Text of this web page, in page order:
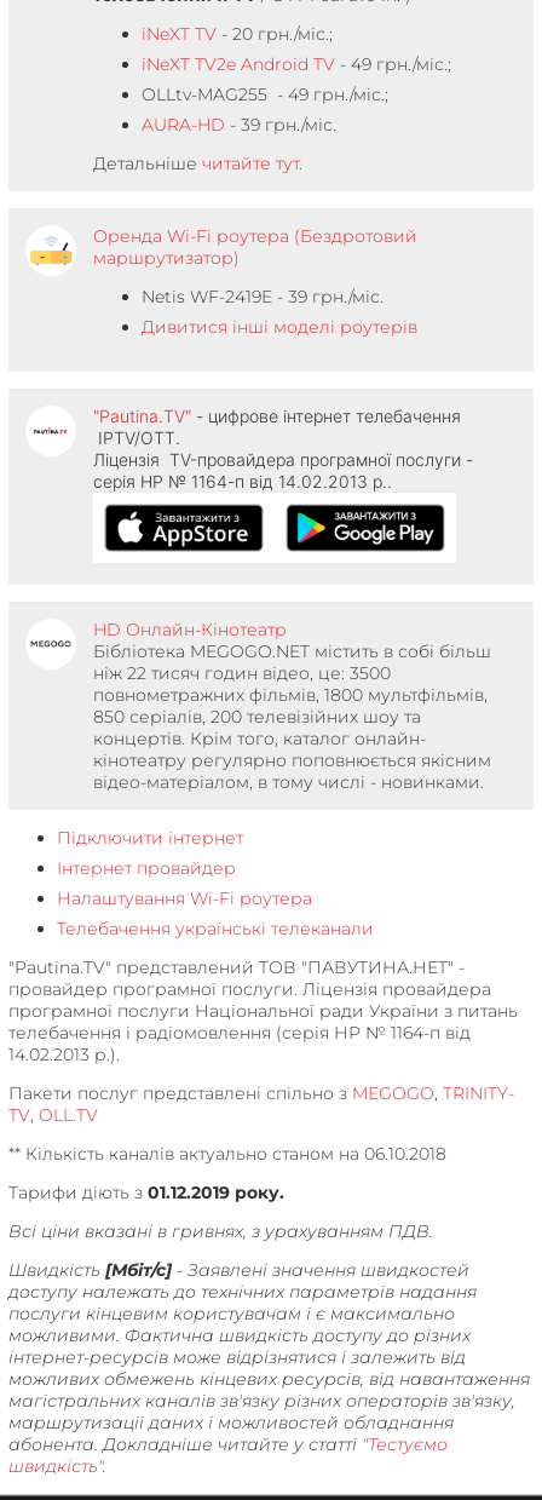
iNeXT TV - 20 грн./міс.;
iNeXT TV2e Android TV - 49 грн./міс.;
OLLtv-MAG255 - 49 грн./міс.;
AURA-HD - 39 грн./міс.
Детальніше читайте тут.
Оренда Wi-Fi роутера (Бездротовий
маршрутизатор)
Netis WF-2419E - 39 грн./міс.
Дивитися інші моделі роутерів
"Pautina.TV" - цифрове інтернет телебачення
IPTV/OTT.
Ліцензія TV-провайдера програмної послуги -
серія НР № 1164-п від 14.02.2013 р..
HD Онлайн-Кінотеатр
Бібліотека MEGOGO.NET містить в собі більш
ніж 22 тисяч годин відео, це: 3500
повнометражних фільмів, 1800 мультфільмів,
850 серіалів, 200 телевізійних шоу та
концертів. Крім того, каталог онлайн-
кінотеатру регулярно поповнюється якісним
відео-матеріалом, в тому числі - новинками.
Підключити інтернет
Інтернет провайдер
Налаштування Wi-Fi роутера
Телебачення українські телеканали
"Pautina.TV" представлений ТОВ "ПАВУТИНА.НЕТ" -
провайдер програмної послуги. Ліцензія провайдера
програмної послуги Національної ради України з питань
телебачення і радіомовлення (серія НР № 1164-п від
14.02.2013 р.).
Пакети послуг представлені спільно з MEGOGO, TRINITY-
TV, OLL.TV
** Кількість каналів актуально станом на 06.10.2018
Тарифи діють з 01.12.2019 року.
Всі ціни вказані в гривнях, з урахуванням ПДВ.
Швидкість [Мбіт/с]- Заявлені значення швидкостей
доступу належать до технічних параметрів надання
послуги кінцевим користувачам і є максимально
можливими. Фактична швидкість доступу до різних
інтернет-ресурсів може відрізнятися і залежить від
можливих обмежень кінцевих ресурсів, від навантаження
магістральних каналів зв'язку різних операторів зв'язку,
маршрутизації даних і можливостей обладнання
абонента. Докладніше читайте у статті "Тестуємо
швидкість".